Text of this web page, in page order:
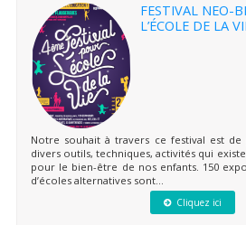
FESTIVAL NEO-
L’ÉCOLE DE LA
Notre souhait à travers ce festival est
divers outils, techniques, activités qui
pour le bien-être de nos enfants. 150
d’écoles alternatives sont...
Cliquez ici